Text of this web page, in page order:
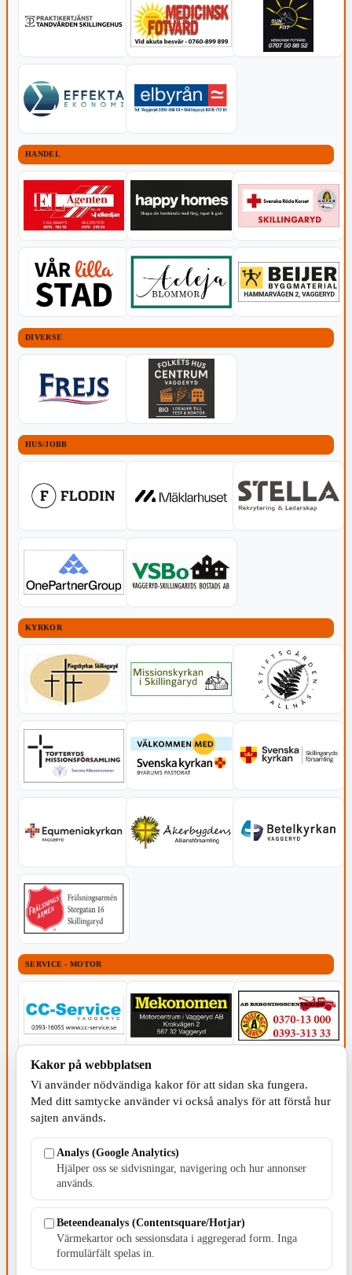
HANDEL
DIVERSE
HUS/JOBB
KYRKOR
SERVICE - MOTOR
TILLVERKNING
Kakor på webbplatsen
Vi använder nödvändiga kakor för att sidan ska fungera.
Med ditt samtycke använder vi också analys för att förstå hur
sajten används.
Analys (Google Analytics)
Hjälper oss se sidvisningar, navigering och hur annonser
används.
Beteendeanalys (Contentsquare/Hotjar)
Värmekartor och sessionsdata i aggregerad form. Inga
formulärfält spelas in.